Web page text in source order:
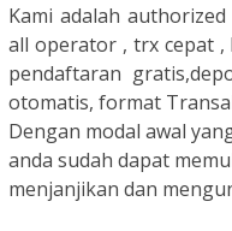
Kami adalah
all operator , trx cepat
pendaftaran
otomatis, format
Dengan modal awal
anda sudah dapat
menjanjikan dan